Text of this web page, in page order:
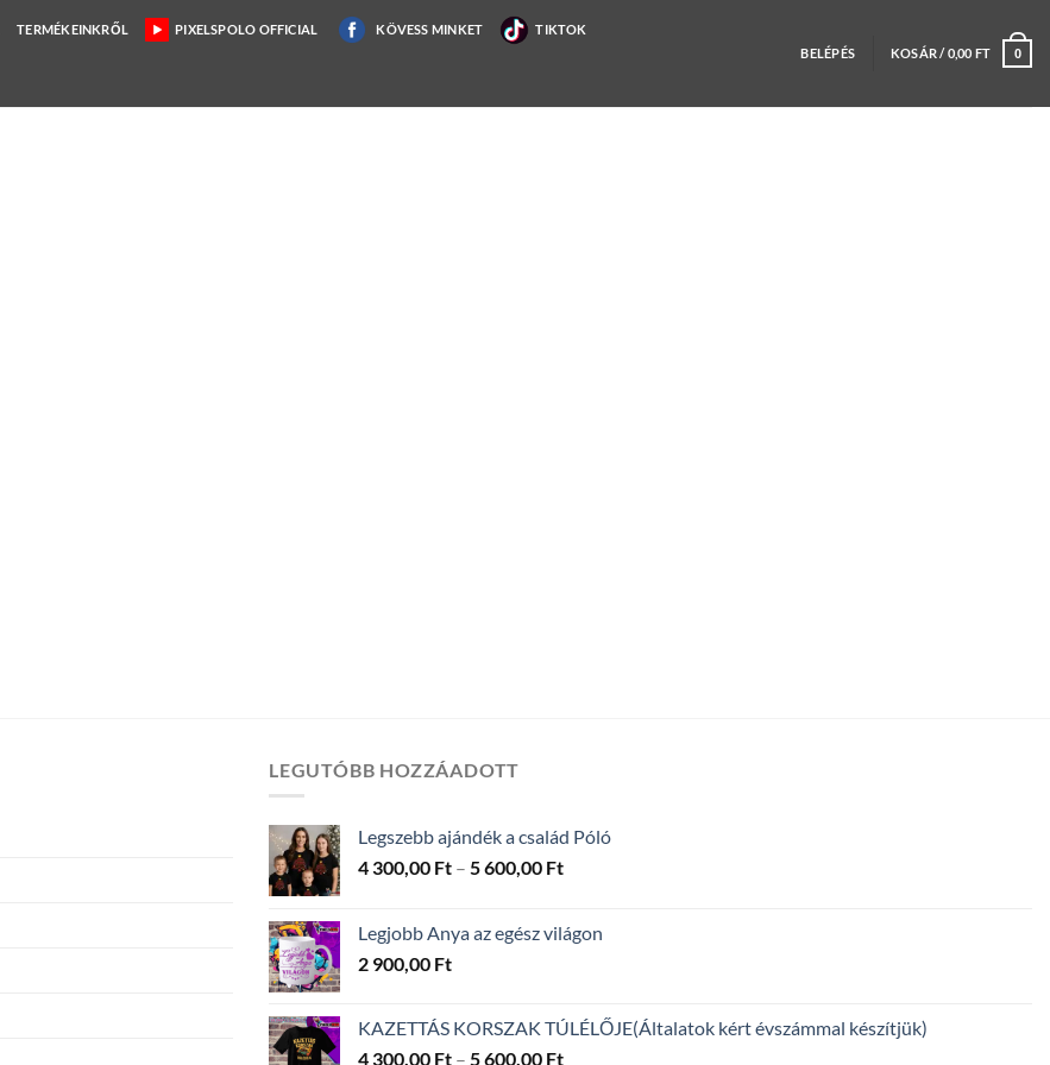
TERMÉKEINKRŐL PIXELSPOLO OFFICIAL KÖVESS MINKET TIKTOK
BELÉPÉS KOSÁR /0,00 FT 0
LEGUTÓBB HOZZÁADOTT
Legszebb ajándék a család Póló
4 300,00 Ft – 5 600,00 FtÁrtartomány:
-
Legjobb Anya az egész világon
2 900,00 Ft
KAZETTÁS KORSZAK TÚLÉLŐJE(Általatok kért évszámmal készítjük)
4 300,00 Ft – 5 600,00 FtÁrtartomány: